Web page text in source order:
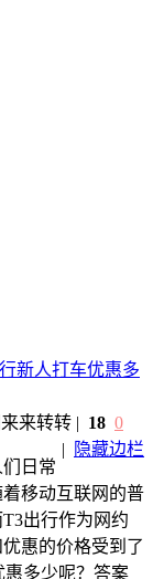
新人打车优惠多
来转转
|
隐藏边栏
| 18 0
日常
移动互联网的普
出行作为网约
惠的价格受到了
惠多少呢？答案